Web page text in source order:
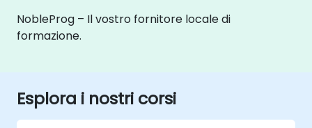
NobleProg – Il vostro fornitore locale di
formazione.
Esplora i nostri corsi